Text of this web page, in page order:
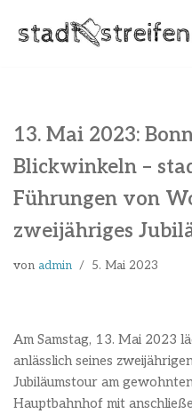
Zum
13. Mai 2023:
Blickwinkeln –
Führungen von
zweijähriges
von admin 5. Mai 2023
Am Samstag, 13. Mai 2023
anlässlich seines
Jubiläumstour am
Hauptbahnhof mit